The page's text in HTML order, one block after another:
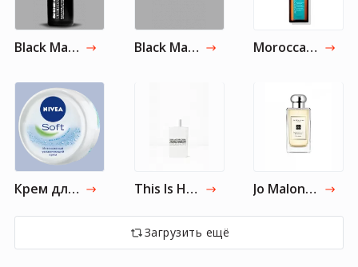
Black Mamba Mystic Serum Black Mamba Mystic Cream-Gel Moroccanoil Средство универсальное восстанавливающее для всех типов волос
Крем для тела Nivea Soft This Is Her! Jo Malone London
Загрузить ещё